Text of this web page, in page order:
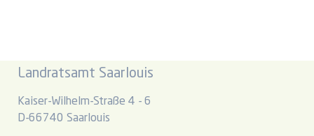
Landratsamt Saarlouis
Kaiser-Wilhelm-Straße 4 - 6
D-66740 Saarlouis